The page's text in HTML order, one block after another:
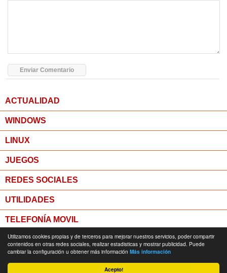
Acepto!
Utilizamos cookies propias y de terceros para mejorar nuestros servicios, poder compartir
contenidos en otras redes sociales, realizar estadisticas y mostrar publicidad. Puede
cambiar la configuración u obtener más información Más información
ACTUALIDAD
WINDOWS
LINUX
JUEGOS
REDES SOCIALES
UTILIDADES
TELEFONÍA MOVIL
MICROPOST
© Todos los derechos reservados -Política de Privacidad